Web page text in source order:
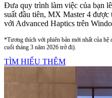
Đưa quy trình làm việc của bạn
suất đầu tiên, MX Master 4
với Advanced Haptics trên
*Tương thích với phiên bản mới nhất của
cuối tháng 3 năm 2026 trở đi).
TÌM HIỂU THÊM